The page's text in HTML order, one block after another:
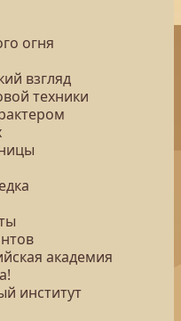
огня
взгляд
техники
академия
институт